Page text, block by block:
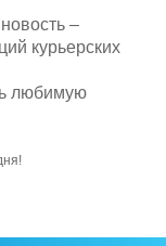
–
курьерских
любимую